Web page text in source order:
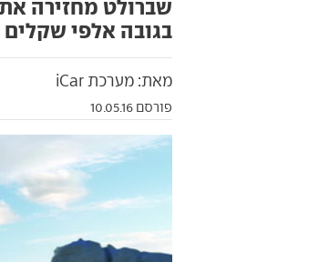
בגובה אלפי שקלים
מאת: מערכת iCar
פורסם 10.05.16